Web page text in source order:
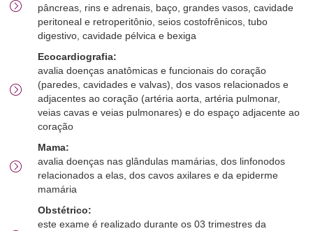
pâncreas, rins e adrenais, baço, grandes vasos, cavidade
peritoneal e retroperitônio, seios costofrênicos, tubo
digestivo, cavidade pélvica e bexiga
Ecocardiografia:
avalia doenças anatômicas e funcionais do coração
(paredes, cavidades e valvas), dos vasos relacionados e
adjacentes ao coração (artéria aorta, artéria pulmonar,
veias cavas e veias pulmonares) e do espaço adjacente ao
coração
Mama:
avalia doenças nas glândulas mamárias, dos linfonodos
relacionados a elas, dos cavos axilares e da epiderme
mamária
Obstétrico:
este exame é realizado durante os 03 trimestres da